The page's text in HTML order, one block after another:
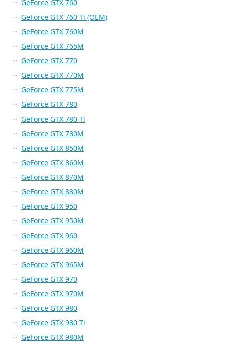
GeForce GTX 760
GeForce GTX 760 Ti (OEM)
GeForce GTX 760M
GeForce GTX 765M
GeForce GTX 770
GeForce GTX 770M
GeForce GTX 775M
GeForce GTX 780
GeForce GTX 780 Ti
GeForce GTX 780M
GeForce GTX 850M
GeForce GTX 860M
GeForce GTX 870M
GeForce GTX 880M
GeForce GTX 950
GeForce GTX 950M
GeForce GTX 960
GeForce GTX 960M
GeForce GTX 965M
GeForce GTX 970
GeForce GTX 970M
GeForce GTX 980
GeForce GTX 980 Ti
GeForce GTX 980M